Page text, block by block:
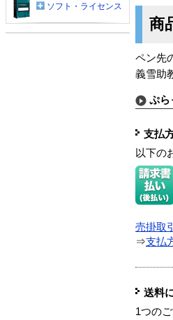
商
ペン先
義雪助
ぷら
支払
以下の
売掛取
⇒支払
送料
1つの
ソフト・ライセンス